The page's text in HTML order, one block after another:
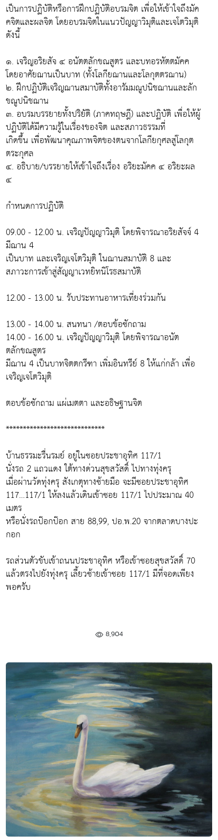
เป็นการปฏิบัติหรือการฝึกปฏิบัติอบรมจิต เพื่อให้เข้าใจถึงมัค
คจิตและผลจิต โดยอบรมจิตในแนวปัญญาวิมุติและเจโตวิมุติ
ดังนี้
๑. เจริญอริยสัจ ๔ อนัตตลักขณสูตร และบทอรหัตตมัคค
โดยอาศัยฌานเป็นบาท (ทั้งโลกียฌานและโลกุตตรฌาน)
๒. ฝึกปฏิบัติเจริญฌานสมาบัติทั้งอารัมมณูปนิชฌานและลัก
ขณูปนิชฌาน
๓. อบรมบรรยายทั้งปริยัติ (ภาคทฤษฎี) และปฏิบัติ เพื่อให้ผู้
ปฏิบัติได้มีความรู้ในเรื่องของจิต และสภาวธรรมที่
เกิดขึ้น เพื่อพัฒนาคุณภาพจิตของตนจากโลกียกุศลสู่โลกุต
ตระกุศล
๔. อธิบาย/บรรยายให้เข้าใจถึงเรื่อง อริยะมัคค ๔ อริยะผล
๔
กำหนดการปฏิบัติ
09.00 - 12.00 น. เจริญปัญญาวิมุติ โดยพิจารณาอริยสัจจ์ 4
มีฌาน 4
เป็นบาท และเจริญเจโตวิมุติ ในฌานสมาบัติ 8 และ
สภาวะการเข้าสู่สัญญาเวทยิทนิโรธสมาบัติ
12.00 - 13.00 น. รับประทานอาหารเที่ยงร่วมกัน
13.00 - 14.00 น. สนทนา /ตอบข้อซักถาม
14.00 - 16.00 น. เจริญปัญญาวิมุติ โดยพิจารณาอนัต
ตลักขณสูตร
มีฌาน 4 เป็นบาทจิตตกรีฑา เพิ่มอินทรีย์ 8 ให้แก่กล้า เพื่อ
เจริญเจโตวิมุติ
ตอบข้อซักถาม แผ่เมตตา และอธิษฐานจิต
*****************************
บ้านธรรมะรื่นรมย์ อยู่ในซอยประชาอุทิศ 117/1
นั่งรถ 2 แถวแดง ใต้ทางด่วนสุขสวัสดิ์ ไปทางทุ่งครุ
เมื่อผ่านวัดทุ่งครุ สังเกตุทางซ้ายมือ จะมีซอยประชาอุทิศ
117...117/1 ให้ลงแล้วเดินเข้าซอย 117/1 ไปประมาณ 40
เมตร
หรือนั่งรถป๊อกป๊อก สาย 88,99, ปอ.พ.20 จากตลาดบางปะ
กอก
รถส่วนตัวขับเข้าถนนประชาอุทิศ หรือเข้าซอยสุขสวัสดิ์ 70
แล้วตรงไปยังทุ่งครุ เลี้ยวซ้ายเข้าซอย 117/1 มีที่จอดเพียง
พอครับ
8,904